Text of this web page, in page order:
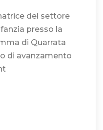
del settore
presso la
di Quarrata
di avanzamento